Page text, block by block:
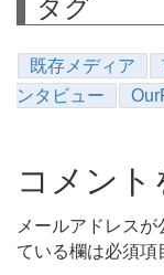
タグ
既存メディア
ンタビュー
コメント
メールアドレスが
ている欄は必須項